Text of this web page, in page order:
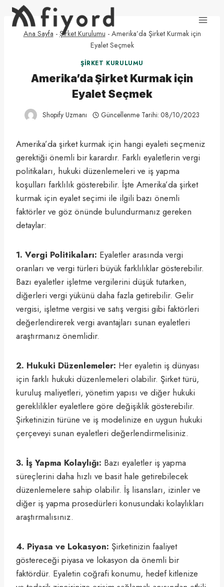
Skip
contentAna Sayfa - Şirket Kurulumu - Amerika’da Şirket Kurmak için
Eyalet Seçmek
ŞIRKET KURULUMU
Amerika’da Şirket Kurmak için
Eyalet Seçmek
Shopify Uzmanı Güncellenme Tarihi: 08/10/2023
Amerika’da şirket kurmak için hangi eyaleti seçmeniz
gerektiği önemli bir karardır. Farklı eyaletlerin vergi
politikaları, hukuki düzenlemeleri ve iş yapma
koşulları farklılık gösterebilir. İşte Amerika’da şirket
kurmak için eyalet seçimi ile ilgili bazı önemli
faktörler ve göz önünde bulundurmanız gereken
detaylar:
1. Vergi Politikaları: Eyaletler arasında vergi
oranları ve vergi türleri büyük farklılıklar gösterebilir.
Bazı eyaletler işletme vergilerini düşük tutarken,
diğerleri vergi yükünü daha fazla getirebilir. Gelir
vergisi, işletme vergisi ve satış vergisi gibi faktörleri
değerlendirerek vergi avantajları sunan eyaletleri
araştırmanız önemlidir.
2. Hukuki Düzenlemeler: Her eyaletin iş dünyası
için farklı hukuki düzenlemeleri olabilir. Şirket türü,
kuruluş maliyetleri, yönetim yapısı ve diğer hukuki
gereklilikler eyaletlere göre değişiklik gösterebilir.
Şirketinizin türüne ve iş modelinize en uygun hukuki
çerçeveyi sunan eyaletleri değerlendirmelisiniz.
3. İş Yapma Kolaylığı: Bazı eyaletler iş yapma
süreçlerini daha hızlı ve basit hale getirebilecek
düzenlemelere sahip olabilir. İş lisansları, izinler ve
diğer iş yapma prosedürleri konusundaki kolaylıkları
araştırmalısınız.
4. Piyasa ve Lokasyon: Şirketinizin faaliyet
göstereceği piyasa ve lokasyon da önemli bir
faktördür. Eyaletin coğrafi konumu, hedef kitlenize